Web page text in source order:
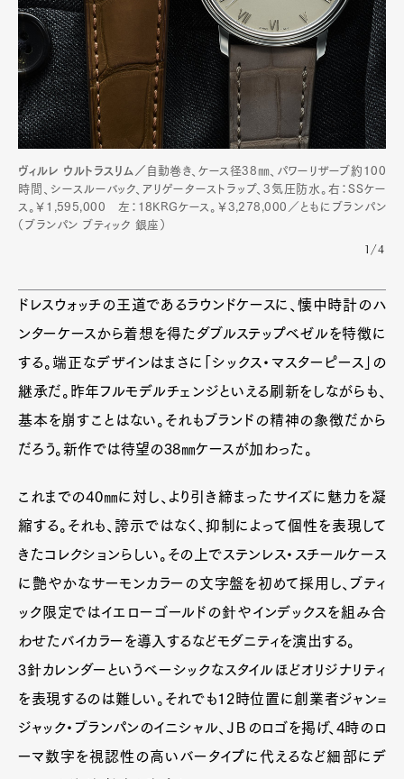
Art&DesignWatch
Pen Membership
Magazine
Official Columnist
About
Pen Meet
Pen international Pen tw
ヴィルレ ウルトラスリム／ 自動巻き、ケース径38㎜、パワーリザーブ約100
時間、シースルーバック、アリゲーターストラップ、3気圧防水。右：SSケー
ス。￥1,595,000 左：18KRGケース。￥3,278,000／ともにブランパン
（ブランパン ブティック 銀座）
1/4
ドレスウォッチの王道であるラウンドケースに、懐中時計のハ
ンターケースから着想を得たダブルステップベゼルを特徴に
する。端正なデザインはまさに「シックス・マスターピース」の
継承だ。昨年フルモデルチェンジといえる刷新をしながらも、
基本を崩すことはない。それもブランドの精神の象徴だから
だろう。新作では待望の38㎜ケースが加わった。
これまでの40㎜に対し、より引き締まったサイズに魅力を凝
縮する。それも、誇示ではなく、抑制によって個性を表現して
きたコレクションらしい。その上でステンレス・スチールケース
に艶やかなサーモンカラーの文字盤を初めて採用し、ブティ
ック限定ではイエローゴールドの針やインデックスを組み合
わせたバイカラーを導入するなどモダニティを演出する。
3針カレンダーというベーシックなスタイルほどオリジナリティ
を表現するのは難しい。それでも12時位置に創業者ジャン=
ジャック・ブランパンのイニシャル、ＪＢのロゴを掲げ、4時のロ
ーマ数字を視認性の高いバータイプに代えるなど細部にデ